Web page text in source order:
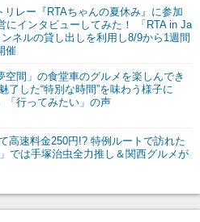
リレー『RTAちゃんの夏休み』に参加
にインタビューしてみた！ 「RTA in Ja
ネルの貸し出しを利用し8/9から1週間
催
空間」の食堂車のグルメを楽しんでき
了した“特別な時間”を味わう様子に
「行ってみたい」の声
高速料金250円!? 特例ルートで訪れた
」では手塚治虫全力推し＆関西グルメが